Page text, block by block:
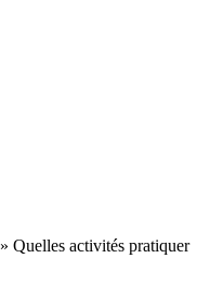
» Quelles activités pratiquer